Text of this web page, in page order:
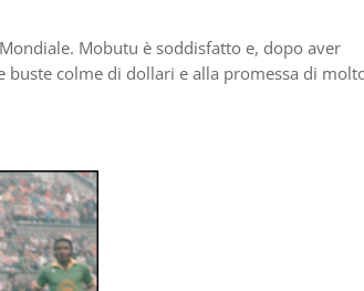
Mobutu è soddisfatto e, dopo aver
buste colme di dollari e alla promessa di